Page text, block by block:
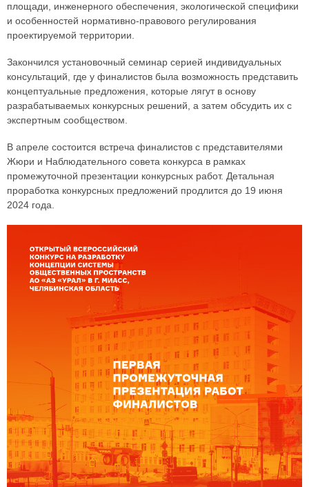
площади, инженерного обеспечения, экологической специфики
и особенностей нормативно-правового регулирования
проектируемой территории.
Закончился установочный семинар серией индивидуальных
консультаций, где у финалистов была возможность представить
концептуальные предложения, которые лягут в основу
разрабатываемых конкурсных решений, а затем обсудить их с
экспертным сообществом.
В апреле состоится встреча финалистов с представителями
Жюри и Наблюдательного совета конкурса в рамках
промежуточной презентации конкурсных работ. Детальная
проработка конкурсных предложений продлится до 19 июня
2024 года.